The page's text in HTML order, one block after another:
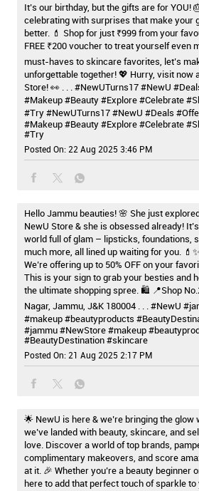
It’s our birthday, but the gifts are for YOU!
celebrating with surprises that make your
better. 💄 Shop for just ₹999 from your
FREE ₹200 voucher to treat yourself even
must-haves to skincare favorites, let’s
unforgettable together! 💖 Hurry, visit now
Store! 👀 . . . #NewUTurns17 #NewU
#Makeup #Beauty #Explore #Celebrate
#Try#NewUTurns17#NewU #Deals
#Makeup#Beauty#Explore#Celebrate
#Try
Posted On: 22 Aug 2025 3:46 PM
Hello Jammu beauties! 🌸 She just
NewU Store & she is obsessed already!
world full of glam – lipsticks, foundations,
much more, all lined up waiting for you.
We’re offering up to 50% OFF on your
This is your sign to grab your besties and
the ultimate shopping spree. 🛍️ 📍Shop
Nagar, Jammu, J&K 180004 . . . #NewU
#makeup #beautyproducts
#jammu#NewStore#makeup
#BeautyDestination#skincare
Posted On: 21 Aug 2025 2:17 PM
🌟 NewU is here & we’re bringing the glow
we’ve landed with beauty, skincare, and
love. Discover a world of top brands,
complimentary makeovers, and score
at it. 🎉 Whether you’re a beauty beginner
here to add that perfect touch of sparkle